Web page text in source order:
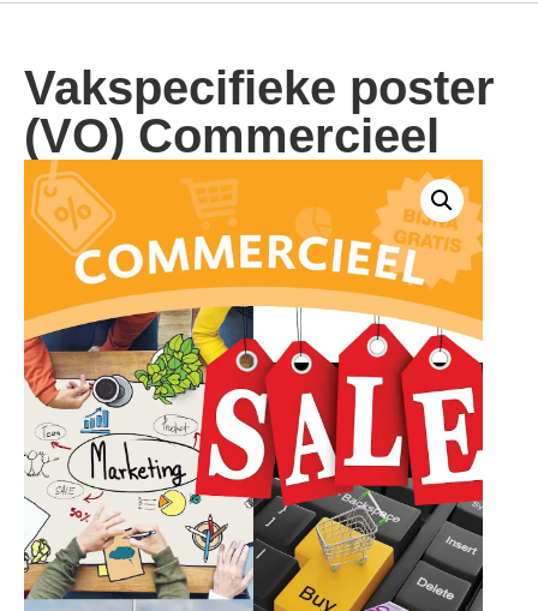
Vakspecifieke poster
(VO) Commercieel